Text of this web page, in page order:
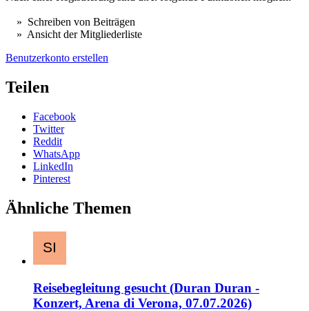
» Schreiben von Beiträgen
» Ansicht der Mitgliederliste
Benutzerkonto erstellen
Teilen
Facebook
Twitter
Reddit
WhatsApp
LinkedIn
Pinterest
Ähnliche Themen
Reisebegleitung gesucht (Duran Duran -
Konzert, Arena di Verona, 07.07.2026)